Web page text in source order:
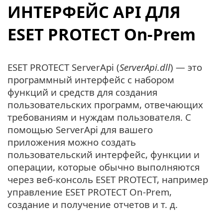
ИНТЕРФЕЙС API ДЛЯ
ESET PROTECT On-Prem
ESET PROTECT ServerApi (ServerApi.dll) — это
программный интерфейс с набором
функций и средств для создания
пользовательских программ, отвечающих
требованиям и нуждам пользователя. С
помощью ServerApi для вашего
приложения можно создать
пользовательский интерфейс, функции и
операции, которые обычно выполняются
через веб-консоль ESET PROTECT, например
управление ESET PROTECT On-Prem,
создание и получение отчетов и т. д.